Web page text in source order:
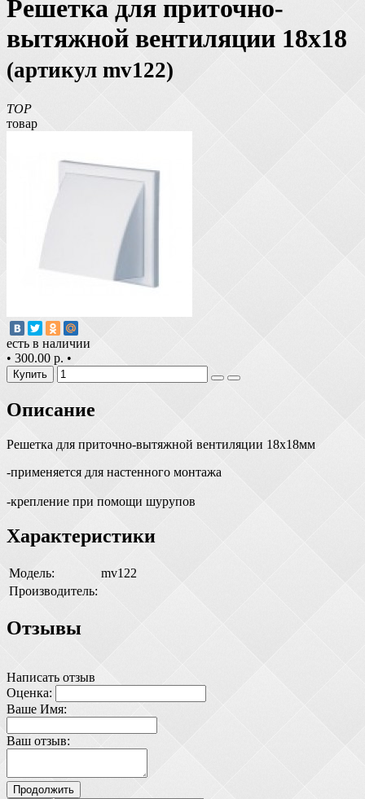
Решетка для приточно-
вытяжной вентиляции 18х18
(артикул mv122)
TOP
товар
есть в наличии
• 300.00 р. •
Купить
Описание
Решетка для приточно-вытяжной вентиляции 18х18мм
-применяется для настенного монтажа
-крепление при помощи шурупов
Характеристики
Модель:
mv122
Производитель:
Отзывы
Написать отзыв
Оценка:
Ваше Имя:
Ваш отзыв:
Продолжить